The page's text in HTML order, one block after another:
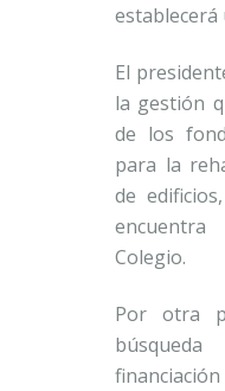
establecerá
El
la gestión
de los
para la
de
Colegio.
Por otra